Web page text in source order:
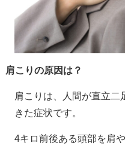
肩こりの原因は？
肩こりは、人間が直立二
きた症状です。
4キロ前後ある頭部を肩